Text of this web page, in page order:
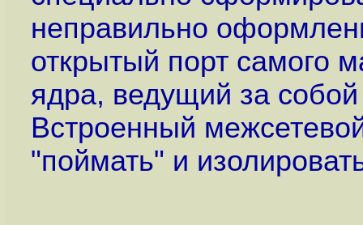
неправильно
открытый порт самого
ядра, ведущий за собой
Встроенный
"поймать" и